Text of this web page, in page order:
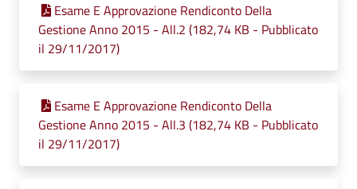
Esame E Approvazione Rendiconto Della
Gestione Anno 2015 - All.2 (182,74 KB - Pubblicato
il 29/11/2017)
Esame E Approvazione Rendiconto Della
Gestione Anno 2015 - All.3 (182,74 KB - Pubblicato
il 29/11/2017)